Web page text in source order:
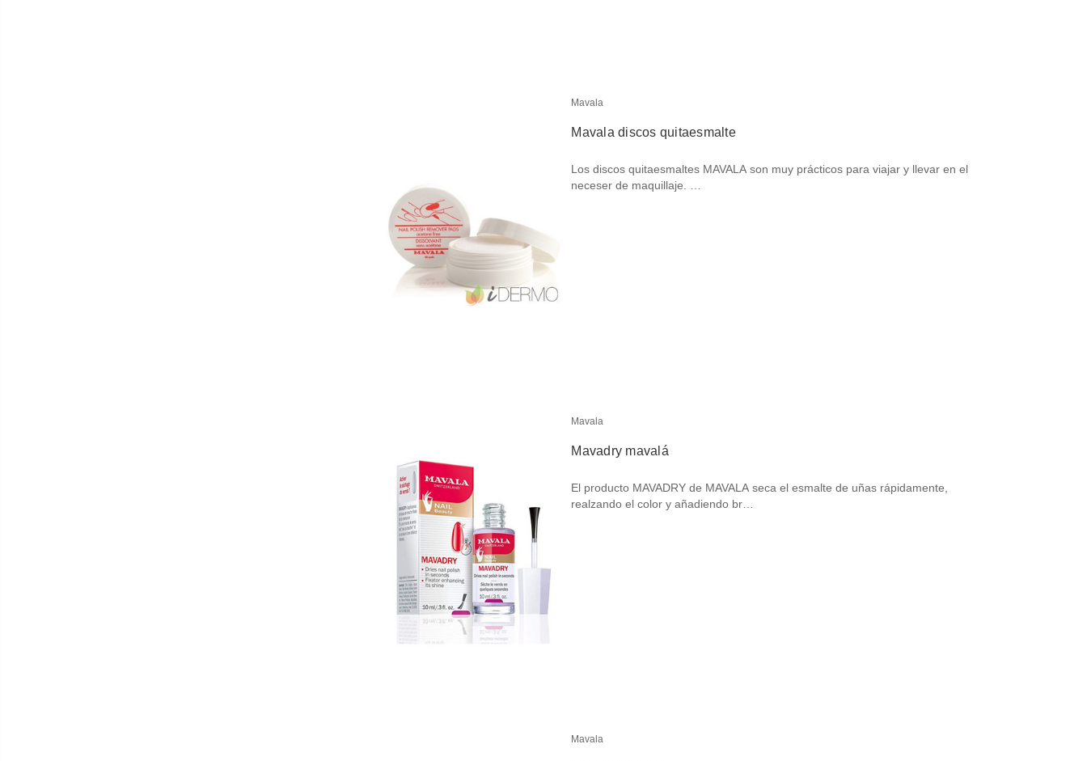
Mavala
Mavala discos quitaesmalte
Los discos quitaesmaltes MAVALA son muy prácticos para viajar y llevar en el
neceser de maquillaje. …
Mavala
Mavadry mavalá
El producto MAVADRY de MAVALA seca el esmalte de uñas rápidamente,
realzando el color y añadiendo br…
Mavala